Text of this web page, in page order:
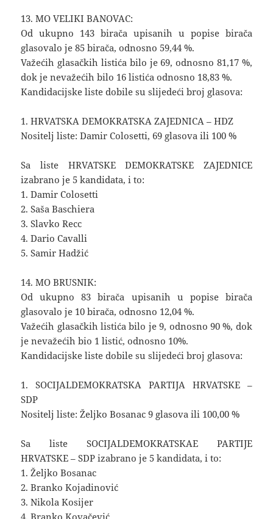
13. MO VELIKI BANOVAC:
Od ukupno 143 birača upisanih u popise birača
glasovalo je 85 birača, odnosno 59,44 %.
Važećih glasačkih listića bilo je 69, odnosno 81,17 %,
dok je nevažećih bilo 16 listića odnosno 18,83 %.
Kandidacijske liste dobile su slijedeći broj glasova:
1. HRVATSKA DEMOKRATSKA ZAJEDNICA – HDZ
Nositelj liste: Damir Colosetti, 69 glasova ili 100 %
Sa liste HRVATSKE DEMOKRATSKE ZAJEDNICE
izabrano je 5 kandidata, i to:
1. Damir Colosetti
2. Saša Baschiera
3. Slavko Recc
4. Dario Cavalli
5. Samir Hadžić
14. MO BRUSNIK:
Od ukupno 83 birača upisanih u popise birača
glasovalo je 10 birača, odnosno 12,04 %.
Važećih glasačkih listića bilo je 9, odnosno 90 %, dok
je nevažećih bio 1 listić, odnosno 10%.
Kandidacijske liste dobile su slijedeći broj glasova:
1. SOCIJALDEMOKRATSKA PARTIJA HRVATSKE –
SDP
Nositelj liste: Željko Bosanac 9 glasova ili 100,00 %
Sa liste SOCIJALDEMOKRATSKAE PARTIJE
HRVATSKE – SDP izabrano je 5 kandidata, i to:
1. Željko Bosanac
2. Branko Kojadinović
3. Nikola Kosijer